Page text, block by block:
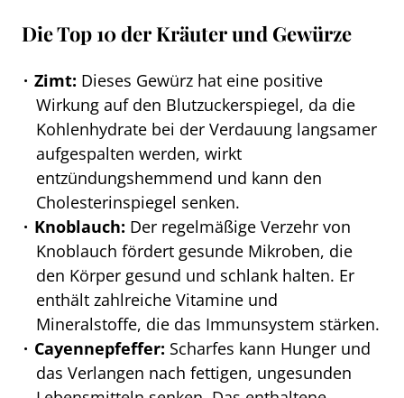
Die Top 10 der Kräuter und Gewürze
Zimt: Dieses Gewürz hat eine positive
Wirkung auf den Blutzuckerspiegel, da die
Kohlenhydrate bei der Verdauung langsamer
aufgespalten werden, wirkt
entzündungshemmend und kann den
Cholesterinspiegel senken.
Knoblauch: Der regelmäßige Verzehr von
Knoblauch fördert gesunde Mikroben, die
den Körper gesund und schlank halten. Er
enthält zahlreiche Vitamine und
Mineralstoffe, die das Immunsystem stärken.
Cayennepfeffer: Scharfes kann Hunger und
das Verlangen nach fettigen, ungesunden